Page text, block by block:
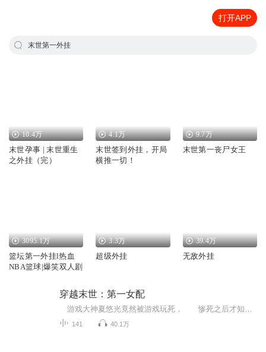
打开APP
末世第一外挂
10.4万
末世孕事 | 末世重生
之外挂（完）
4.1万
末世签到外挂，开局
横推一切！
9.7万
末世第一丧尸女王
3095.1万
篮坛第一外挂l热血
NBA篮球|爆笑双人剧
3.3万
超级外挂
39.4万
无敌外挂
穿越末世：第一女配
141 40.1万